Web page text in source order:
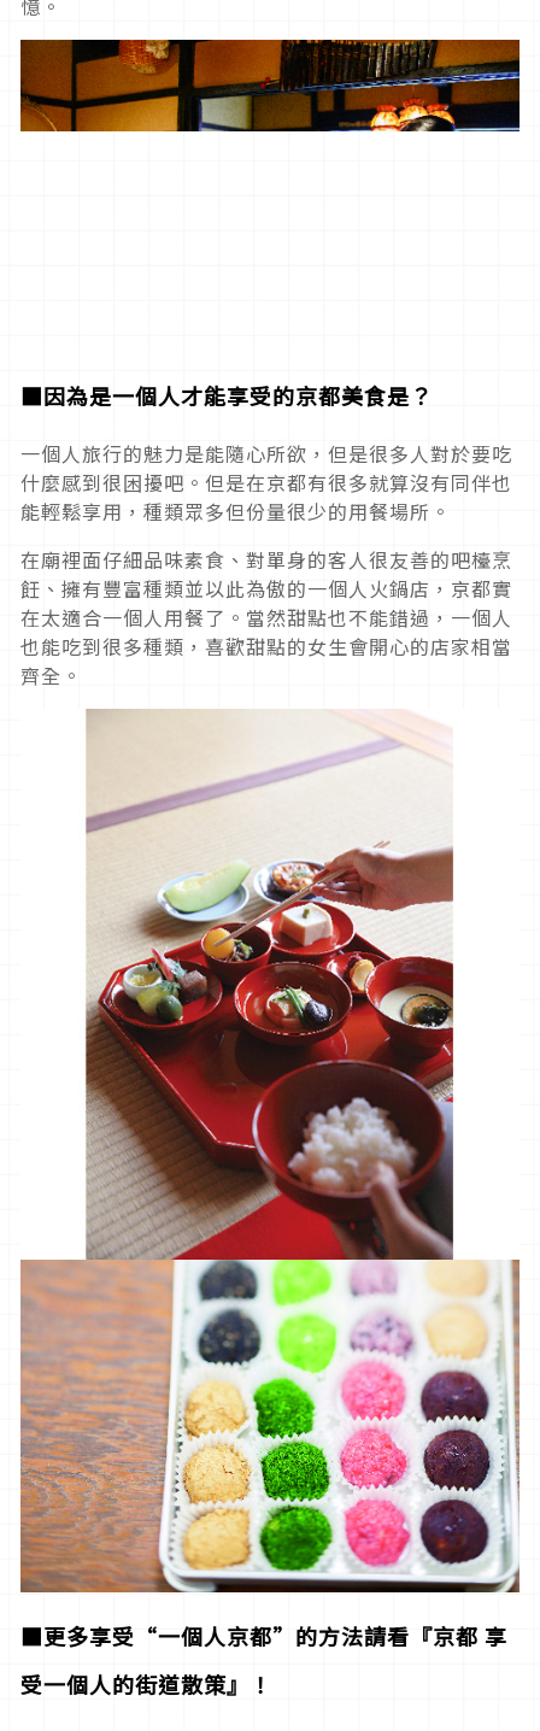
■因為是一個人才能享受的京都美食是？
一個人旅行的魅力是能隨心所欲，但是很多人對於要吃
什麼感到很困擾吧。但是在京都有很多就算沒有同伴也
能輕鬆享用，種類眾多但份量很少的用餐場所。
在廟裡面仔細品味素食、對單身的客人很友善的吧檯烹
飪、擁有豐富種類並以此為傲的一個人火鍋店，京都實
在太適合一個人用餐了。當然甜點也不能錯過，一個人
也能吃到很多種類，喜歡甜點的女生會開心的店家相當
齊全。
■更多享受“一個人京都”的方法請看『京都 享
受一個人的街道散策』！